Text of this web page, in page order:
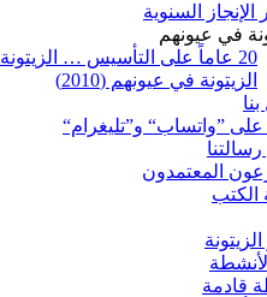
الإنجاز السنوية
في عيونهم
20 عاماً على التأسيس … الزيتونة في عيونهم (2024)
الزيتونة في عيونهم (2010)
على ”واتساب“ و”تليغرام“
المعتمدون
الكتب
الزيتونة
قادمة